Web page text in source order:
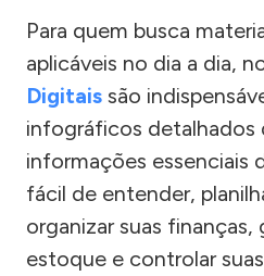
Para quem busca
aplicáveis no dia a dia,
Digitais são
infográficos detalhados
informações essenciais
fácil de entender,
organizar suas finanças,
estoque e controlar